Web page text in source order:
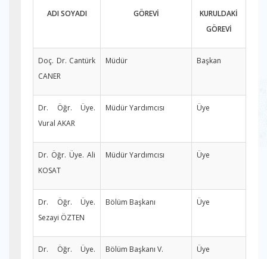
ADI SOYADI GÖREVİ
KURULDAKİ
GÖREVİ
Doç. Dr. Cantürk
CANER
Müdür Başkan
Dr. Öğr. Üye.
Vural AKAR
Müdür Yardımcısı Üye
Dr. Öğr. Üye. Ali
KOSAT
Müdür Yardımcısı Üye
Dr. Öğr. Üye.
Sezayi ÖZTEN
Bölüm Başkanı Üye
Dr. Öğr. Üye.
Bölüm Başkanı V. Üye